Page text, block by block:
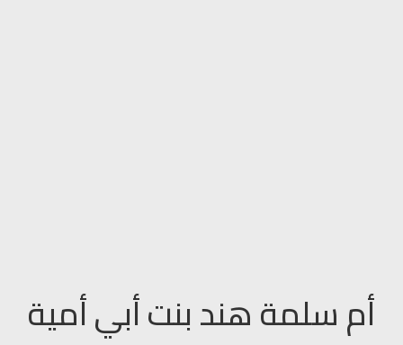
أم سلمة هند بنت أبي أمية